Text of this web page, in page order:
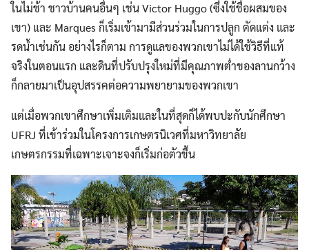
ในไม่ช้า ชาวบ้านคนอื่นๆ เช่น Victor Huggo (ซึ่งใช้ชื่อผสมของ
เขา) และ Marques ก็เริ่มเข้ามามีส่วนร่วมในการปลูก ตัดแต่ง และ
รดน้ำเช่นกัน อย่างไรก็ตาม การดูแลของพวกเขาไม่ได้ใช้วิธีที่แท้
จริงในตอนแรก และดินที่ปรับปรุงใหม่ที่มีคุณภาพต่ำของลานกว้าง
ก็กลายมาเป็นอุปสรรคต่อความพยายามของพวกเขา
แต่เมื่อพวกเขาศึกษาเพิ่มเติมและในที่สุดก็ได้พบปะกับนักศึกษา
UFRJ ที่เข้าร่วมในโครงการเกษตรนิเวศที่มหาวิทยาลัย
เกษตรกรรมที่เฉพาะเจาะจงก็เริ่มก่อตัวขึ้น